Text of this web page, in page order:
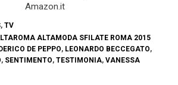
Amazon.it
, TV
ALTAMODA SFILATE ROMA 2015
DE PEPPO, LEONARDO BECCEGATO,
, SENTIMENTO, TESTIMONIA, VANESSA